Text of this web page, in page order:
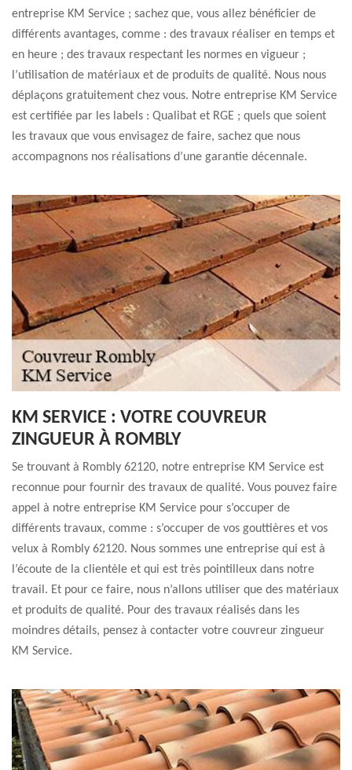
entreprise KM Service ; sachez que, vous allez bénéficier de
différents avantages, comme : des travaux réaliser en temps et
en heure ; des travaux respectant les normes en vigueur ;
l’utilisation de matériaux et de produits de qualité. Nous nous
déplaçons gratuitement chez vous. Notre entreprise KM Service
est certifiée par les labels : Qualibat et RGE ; quels que soient
les travaux que vous envisagez de faire, sachez que nous
accompagnons nos réalisations d’une garantie décennale.
KM SERVICE : VOTRE COUVREUR
ZINGUEUR À ROMBLY
Se trouvant à Rombly 62120, notre entreprise KM Service est
reconnue pour fournir des travaux de qualité. Vous pouvez faire
appel à notre entreprise KM Service pour s’occuper de
différents travaux, comme : s’occuper de vos gouttières et vos
velux à Rombly 62120. Nous sommes une entreprise qui est à
l’écoute de la clientèle et qui est très pointilleux dans notre
travail. Et pour ce faire, nous n’allons utiliser que des matériaux
et produits de qualité. Pour des travaux réalisés dans les
moindres détails, pensez à contacter votre couvreur zingueur
KM Service.